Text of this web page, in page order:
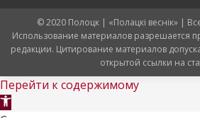
© 2020 Полоцк | «Полацкі веснік» |
Использование материалов разрешается
редакции. Цитирование материалов
открытой ссылки на
Перейти к содержимому
Открыть